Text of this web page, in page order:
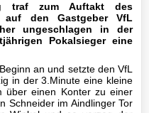
traf zum Auftakt des
auf den Gastgeber VfL
ungeschlagen in der
Pokalsieger eine
an und setzte den VfL
in der 3.Minute eine kleine
über einen Konter zu einer
Schneider im Aindlinger Tor